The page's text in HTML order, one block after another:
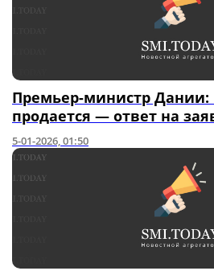
Премьер-министр Дании:
продается — ответ на
5-01-2026, 01:50